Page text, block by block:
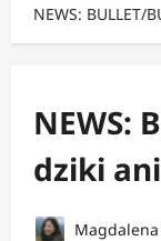
NEWS: BULLET/
NEWS:
dziki